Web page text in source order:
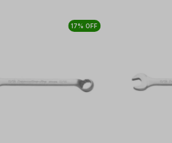
17% OFF